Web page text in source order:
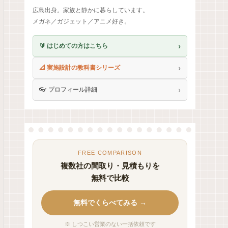
広島出身。家族と静かに暮らしています。
メガネ／ガジェット／アニメ好き。
🔰 はじめての方はこちら ›
📐 実施設計の教科書シリーズ ›
👓 プロフィール詳細 ›
FREE COMPARISON
複数社の間取り・見積もりを
無料で比較
無料でくらべてみる →
※ しつこい営業のない一括依頼です